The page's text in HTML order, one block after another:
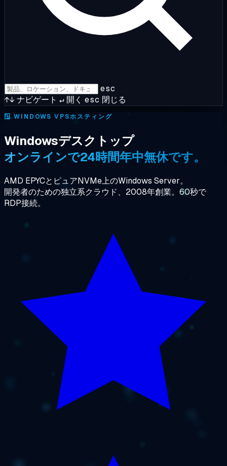
esc
↑↓ ナビゲート ↵ 開く esc 閉じる
🪟 WINDOWS VPSホスティング
Windowsデスクトップ
オンラインで24時間年中無休です。
AMD EPYCとピュアNVMe上のWindows Server。
開発者のための独立系クラウド、2008年創業。60秒で
RDP接続。